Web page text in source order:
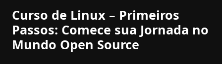
Curso de Linux – Primeiros
Passos: Comece sua Jornada no
Mundo Open Source